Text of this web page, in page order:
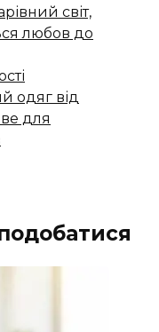
світ,
любов до
одяг від
для